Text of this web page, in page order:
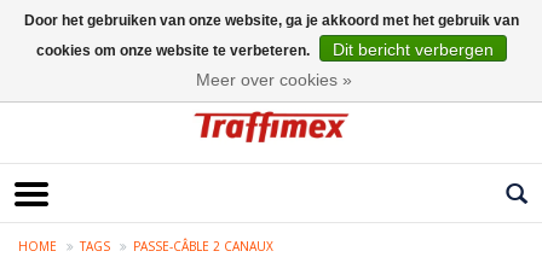
HOME TAGS PASSE-CÂBLE 2 CANAUX
Door het gebruiken van onze website, ga je akkoord met het gebruik van
cookies om onze website te verbeteren.
Dit bericht verbergen
Meer over cookies »